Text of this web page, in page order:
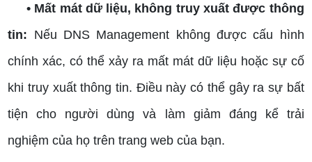
• Mất mát dữ liệu, không truy xuất được thông
tin: Nếu DNS Management không được cấu hình
chính xác, có thể xảy ra mất mát dữ liệu hoặc sự cố
khi truy xuất thông tin. Điều này có thể gây ra sự bất
tiện cho người dùng và làm giảm đáng kể trải
nghiệm của họ trên trang web của bạn.